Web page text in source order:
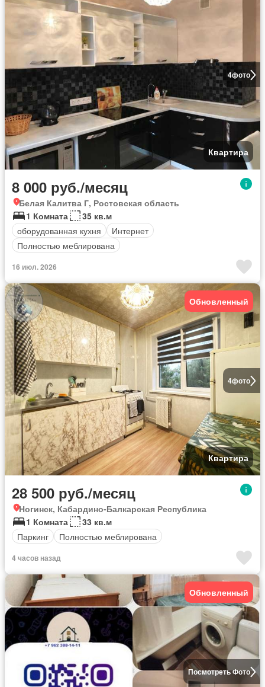
4фото
Квартира
8 000 руб./месяц
Белая Калитва Г, Ростовская область
1 Комната
35 кв.м
оборудованная кухня
Интернет
Полностью меблирована
16 июл. 2026
4фото
Обновленный
Квартира
28 500 руб./месяц
Ногинск, Кабардино-Балкарская Республика
1 Комната
33 кв.м
Паркинг
Полностью меблирована
4 часов назад
Посмотреть Фото
Обновленный